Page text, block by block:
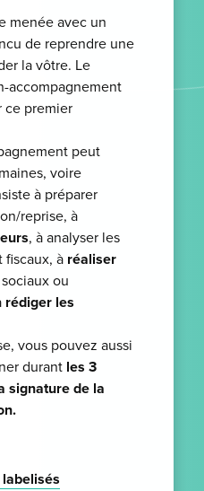
menée avec un
de reprendre une
la vôtre. Le
accompagnement
ce premier
peut
voire
à préparer
reprise, à
, à analyser les
fiscaux, à réaliser
ou
rédiger les
vous pouvez aussi
durant les 3
signature de la